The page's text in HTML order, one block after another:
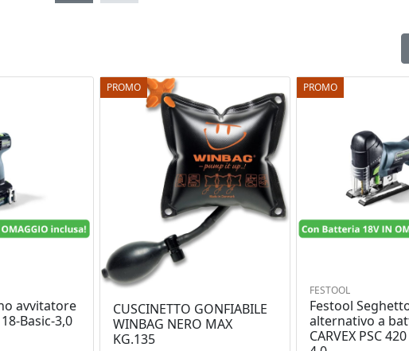
avvitatore
Basic-3,0
PROMO
CUSCINETTO GONFIABILE
WINBAG NERO MAX
KG.135
PROMO
FESTOOL
Festool
alternativo a
CARVEX PSC